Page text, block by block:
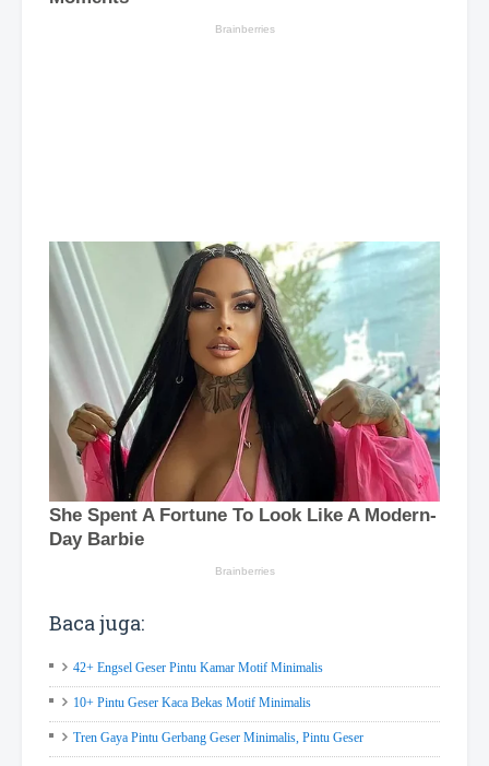
Baca juga:
42+ Engsel Geser Pintu Kamar Motif Minimalis
10+ Pintu Geser Kaca Bekas Motif Minimalis
Tren Gaya Pintu Gerbang Geser Minimalis, Pintu Geser